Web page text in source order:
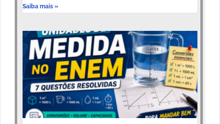
Saiba mais »